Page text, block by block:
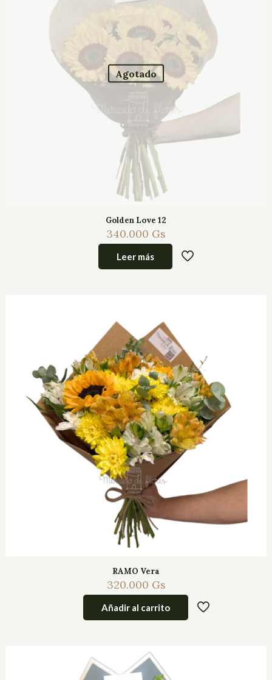
Agotado
Golden Love 12
340.000 Gs
Leer más
RAMO Vera
320.000 Gs
Añadir al carrito